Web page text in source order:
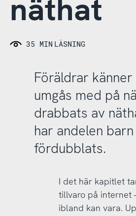
näthat
35 MIN LÄSNING
Föräldrar
umgås med på
drabbats av
har andelen
fördubblats.
I det här kapitlet
tillvaro på internet
ibland kan vara.